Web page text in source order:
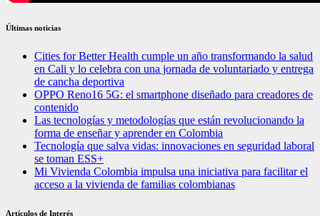
Últimas noticias
Cities for Better Health cumple un año transformando la salud
en Cali y lo celebra con una jornada de voluntariado y entrega
de cancha deportiva
OPPO Reno16 5G: el smartphone diseñado para creadores de
contenido
Las tecnologías y metodologías que están revolucionando la
forma de enseñar y aprender en Colombia
Tecnología que salva vidas: innovaciones en seguridad laboral
se toman ESS+
Mi Vivienda Colombia impulsa una iniciativa para facilitar el
acceso a la vivienda de familias colombianas
Artículos de Interés